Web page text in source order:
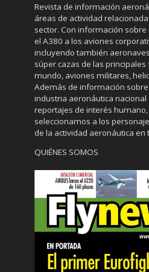
Revista de información
áreas de actividad
sector. Con información
el A380 a los aviones
incluyendo también
súper cazas de las
mundo, aviones militares,
Además de información
industria aeronáutica nacional
reportajes de interés
seleccionamos a los
de la actividad aeronáutica en
QUIÉNES SOMOS